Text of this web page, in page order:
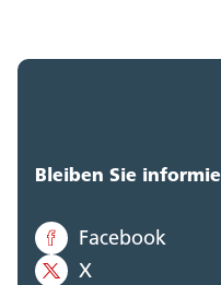
Bleiben Sie
Facebook
X